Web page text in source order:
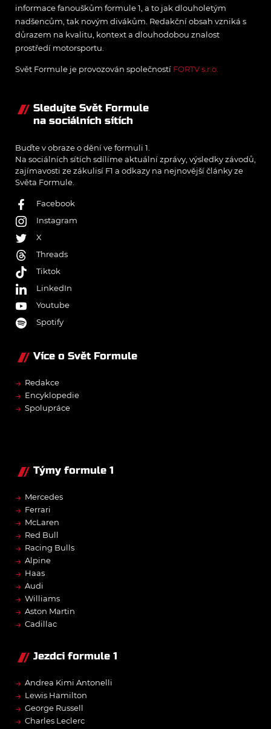
informace fanouškům formule 1, a to jak dlouholetým
nadšencům, tak novým divákům. Redakční obsah vzniká s
důrazem na kvalitu, kontext a dlouhodobou znalost
prostředí motorsportu.
Svět Formule je provozován společností FORTV s.r.o.
Sledujte Svět Formule
na sociálních sítích
Buďte v obraze o dění ve formuli 1.
Na sociálních sítích sdílíme aktuální zprávy, výsledky závodů,
zajímavosti ze zákulisí F1 a odkazy na nejnovější články ze
Světa Formule.
Facebook
Instagram
X
Threads
Tiktok
LinkedIn
Youtube
Spotify
Více o Svět Formule
→ Redakce
→ Encyklopedie
→ Spolupráce
Týmy formule 1
→ Mercedes
→ Ferrari
→ McLaren
→ Red Bull
→ Racing Bulls
→ Alpine
→ Haas
→ Audi
→ Williams
→ Aston Martin
→ Cadillac
Jezdci formule 1
→ Andrea Kimi Antonelli
→ Lewis Hamilton
→ George Russell
→ Charles Leclerc